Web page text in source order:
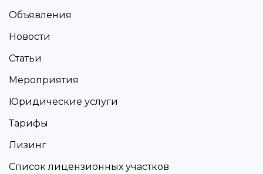
Объявления
Новости
Статьи
Мероприятия
Юридические услуги
Тарифы
Лизинг
Список лицензионных участков